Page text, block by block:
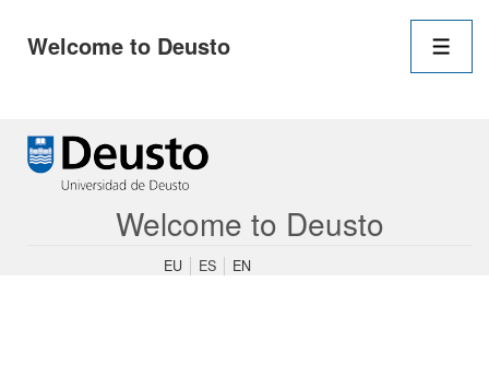
Welcome to Deusto
principal
Saltar
contenido
Welcome to Deusto
EU ES EN